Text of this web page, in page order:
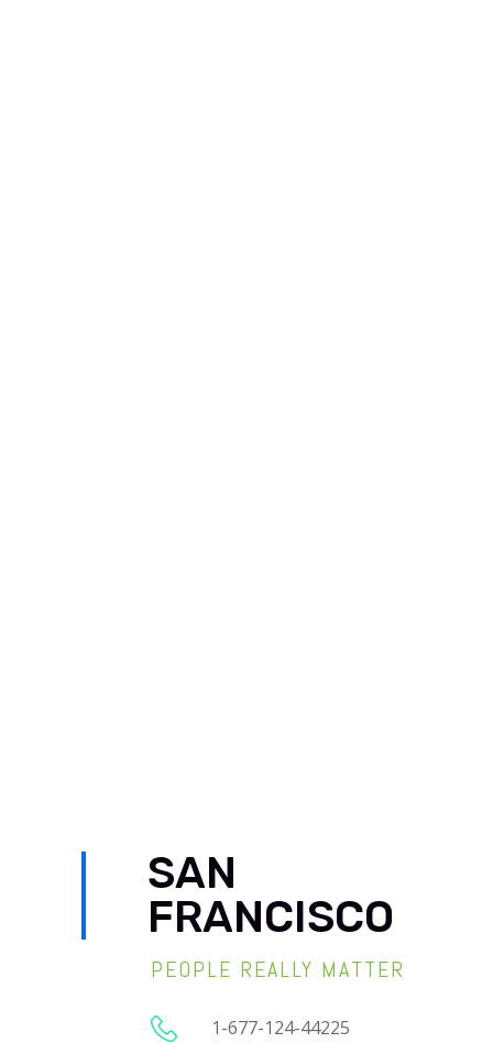
SAN
FRANCISCO
PEOPLE REALLY MATTER
1-677-124-44225